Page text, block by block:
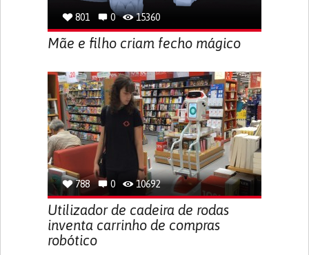
801 0 15360
Mãe e filho criam fecho mágico
788 0 10692
Utilizador de cadeira de rodas
inventa carrinho de compras
robótico